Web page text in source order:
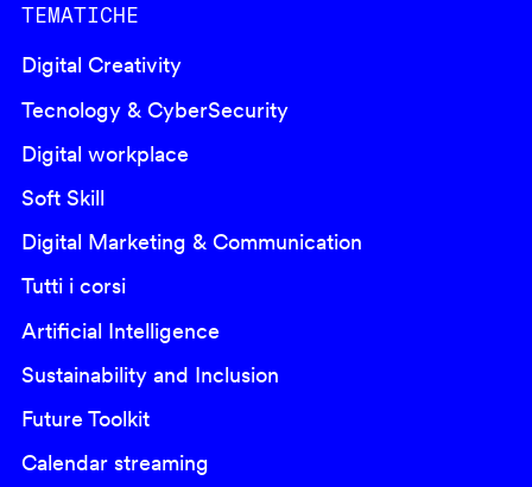
TEMATICHE
Digital Creativity
Tecnology & CyberSecurity
Digital workplace
Soft Skill
Digital Marketing & Communication
Tutti i corsi
Artificial Intelligence
Sustainability and Inclusion
Future Toolkit
Calendar streaming